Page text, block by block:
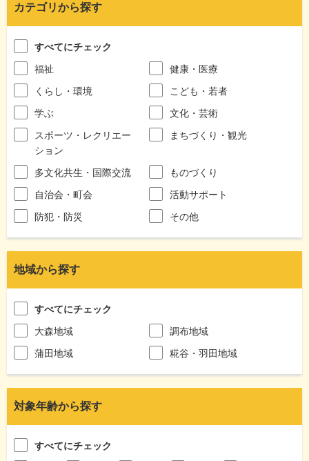
カテゴリから探す
すべてにチェック
福祉
健康・医療
くらし・環境
こども・若者
学ぶ
文化・芸術
スポーツ・レクリエー
ション
まちづくり・観光
多文化共生・国際交流
ものづくり
自治会・町会
活動サポート
防犯・防災
その他
地域から探す
すべてにチェック
大森地域
調布地域
蒲田地域
糀谷・羽田地域
対象年齢から探す
すべてにチェック